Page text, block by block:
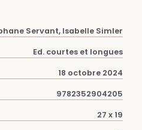
Servant, Isabelle Simler
Ed. courtes et longues
18 octobre 2024
9782352904205
27 x 19